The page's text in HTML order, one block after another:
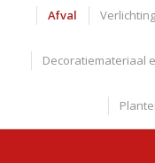
Afval Verlichting
Decoratiemateriaal